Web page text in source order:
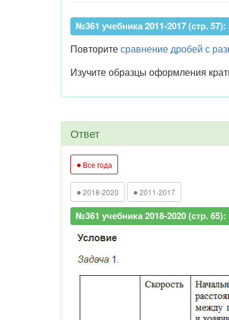
№361 учебника 2011-2017 (стр. 57):
Повторитесравнение дробей с
Изучите образцы оформления
Ответ
● Все года
● 2018-2020 ● 2011-2017
№361 учебника 2018-2020 (стр. 65):